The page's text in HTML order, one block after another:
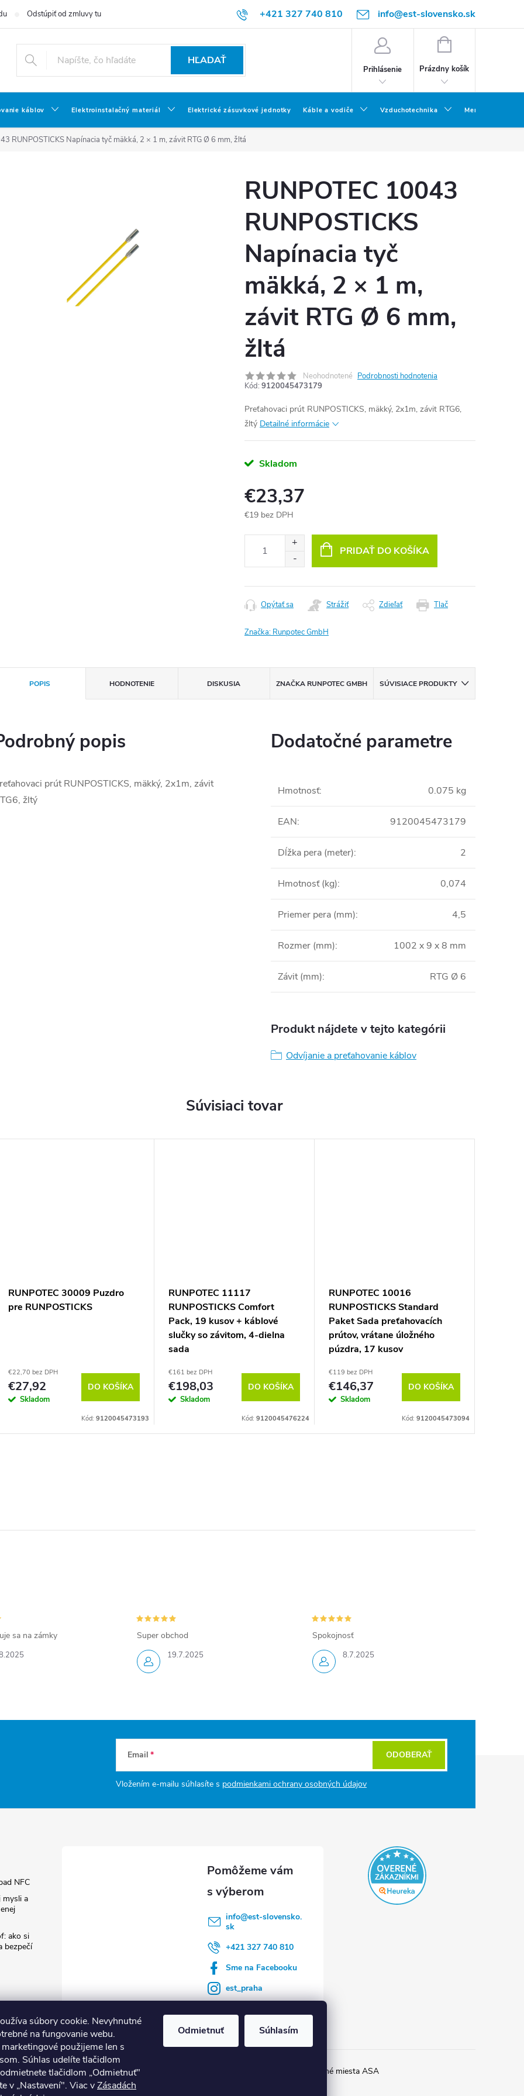
súbory cookie. Nevyhnutné
na fungovanie webu.
použijeme len s
Súhlas udelíte tlačidlom
tlačidlom „Odmietnuť"
v „Nastavení". Viac vZásadách
Odmietnuť Súhlasím
+421 327 740 810 info@est-slovensko.sk
Odstúpiť od zmluvy tu
HĽADAŤ
Prihlásenie
NÁKUPNÝ
Prázdny košík
káblov Elektroinstalačný materiál Elektrické zásuvkové jednotky Káble a vodiče Vzduchotechnika Meracia a
RUNPOSTICKS Napínacia tyč mäkká, 2 × 1 m, závit RTG Ø 6 mm, žltá
RUNPOTEC 10043
RUNPOSTICKS
Napínacia tyč
mäkká, 2 × 1 m,
závit RTG Ø 6 mm,
žltá
Neohodnotené Podrobnosti hodnotenia
Kód: 9120045473179
Preťahovaci prút RUNPOSTICKS, mäkký, 2x1m, závit RTG6,
žltý Detailné informácie
Skladom
€23,37
€19 bez DPH
PRIDAŤ DO KOŠÍKA
Tlač
Opýtať sa Strážiť Zdieľať
Značka: Runpotec GmbH
POPIS HODNOTENIE DISKUSIA ZNAČKARUNPOTEC GMBH SÚVISIACE PRODUKTY
popis
prút RUNPOSTICKS, mäkký, 2x1m, závit
žltý
Dodatočné parametre
Hmotnosť: 0.075 kg
EAN: 9120045473179
Dĺžka pera (meter): 2
Hmotnosť (kg): 0,074
Priemer pera (mm): 4,5
Rozmer (mm): 1002 x 9 x 8 mm
Závit (mm): RTG Ø 6
Produkt nájdete v tejto kategórii
Odvíjanie a preťahovanie káblov
Súvisiaci tovar
RUNPOTEC 30009 Puzdro
pre RUNPOSTICKS
€22,70 bez DPH
€27,92
Skladom
DO KOŠÍKA
Kód: 9120045473193
RUNPOTEC 11117
RUNPOSTICKS Comfort
Pack, 19 kusov + káblové
slučky so závitom, 4-dielna
sada
€161 bez DPH
€198,03
Skladom
DO KOŠÍKA
Kód: 9120045476224
RUNPOTEC 10016
RUNPOSTICKS Standard
Paket Sada preťahovacích
prútov, vrátane úložného
púzdra, 17 kusov
€119 bez DPH
€146,37
Skladom
DO KOŠÍKA
Kód: 9120045473094
sa na zámky
19.7.2025
Super obchod
8.7.2025
Spokojnosť
Email
Vložením e-mailu súhlasíte s podmienkami ochrany osobných údajov
ODOBERAŤ
NFC
mysli a
ako si
bezpečí
info@est-slovensko.
sk
+421 327 740 810
Sme na Facebooku
est_praha
termostaty tado° Nuki Smart Lock Prípojné miesta ASA